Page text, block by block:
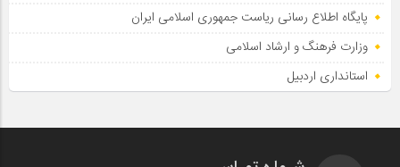
پایگاه اطلاع‌ رسانی ریاست‌ جمهوری اسلامی ایران
وزارت فرهنگ و ارشاد اسلامی
استانداری اردبیل